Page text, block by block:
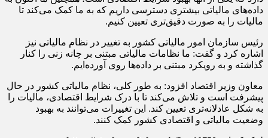
داده‌های مالیاتی بیشتری دسترسی داریم که به ما کمک می‌کند تا
مالیات را به صورت دقیق‌تری تعیین کنیم.
رئیس سازمان امور مالیاتی کشور به تغییر در نظام مالیاتی نیز
اشاره کرد و گفت: ما نظامات مالیاتی مبتنی بر چانه زنی را کنار
گذاشته و به رویکرد مبتنی بر داده‌ها روی آورده‌ایم.
معاون وزیر اقتصاد افزود: به طور کلی، نظام مالیاتی کشور در حال
پیشرفت است و تلاش می‌کند تا با درک شرایط اقتصادی، مالیات را
به شکل عادلانه‌تری تعیین کند. این تغییرات می‌توانند به بهبود
وضعیت مالیاتی و اقتصادی کشور کمک کنند.